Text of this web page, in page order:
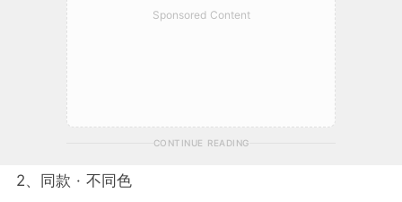
Sponsored Content
CONTINUE READING
2、同款 · 不同色